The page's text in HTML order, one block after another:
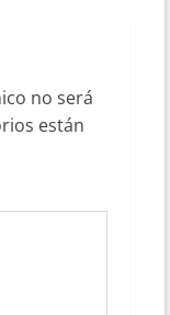
no será
están